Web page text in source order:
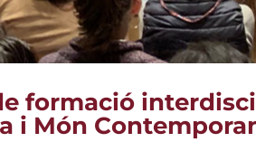
formació
i Món